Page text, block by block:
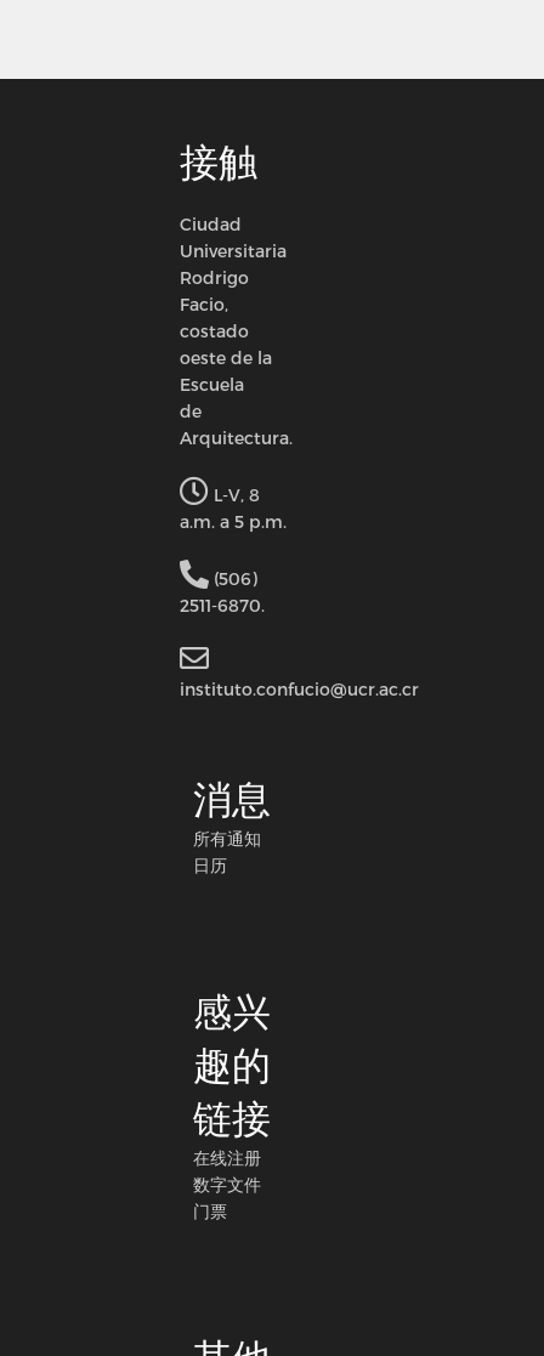
接触
Ciudad
Universitaria
Rodrigo
Facio,
costado
oeste de la
Escuela
de
Arquitectura.
L-V, 8
a.m. a 5 p.m.
(506)
2511-6870.
instituto.confucio@ucr.ac.cr
消息
所有通知
日历
感兴
趣的
链接
在线注册
数字文件
门票